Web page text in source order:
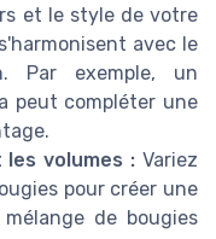
et le style de votre
avec le
Par exemple, un
peut compléter une
volumes : Variez
pour créer une
de bougies